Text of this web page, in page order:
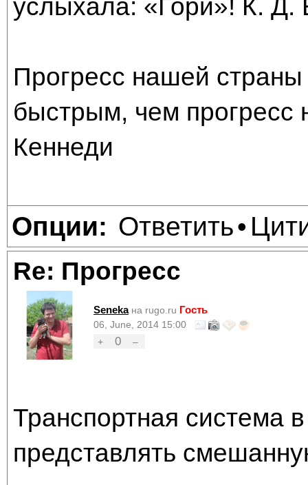
услыхала: «Гори»! К. Д.
Прогресс нашей
быстрым, чем прогресс
Кеннеди
Опции: Ответить•
Re: Прогресс
Seneka на rugo.ru Гость
06, June, 2014 15:00
+
0 –
Транспортная система
представлять